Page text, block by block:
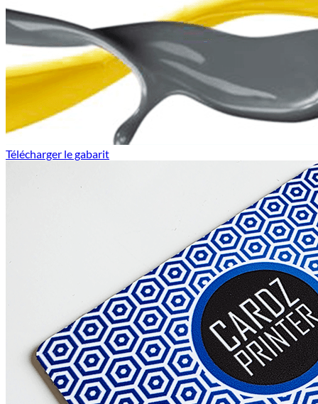
Télécharger le gabarit